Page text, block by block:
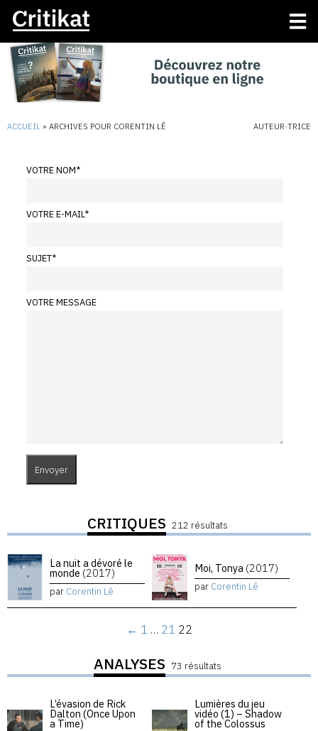
ACCUEIL » ARCHIVES POUR CORENTIN LÊ AUTEUR·TRICE
VOTRE NOM*
VOTRE E-MAIL*
SUJET*
VOTRE MESSAGE
CRITIQUES 212 résultats
La nuit a dévoré le
monde (2017)
par Corentin Lê
Moi, Tonya (2017)
par Corentin Lê
← 1 … 21 22
ANALYSES 73 résultats
L’évasion de Rick
Dalton (Once Upon
a Time)
Lumières du jeu
vidéo (1) – Shadow
of the Colossus